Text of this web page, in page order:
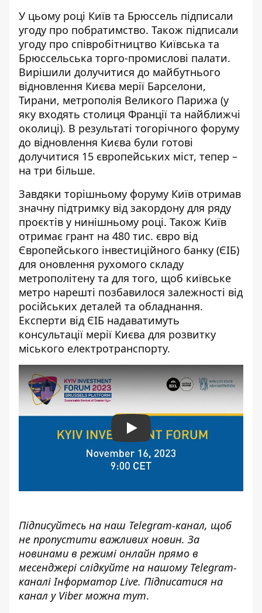
У цьому році Київ та Брюссель підписали
угоду про побратимство. Також підписали
угоду про співробітництво Київська та
Брюссельська торго-промислові палати.
Вирішили долучитися до майбутнього
відновлення Києва мерії Барселони,
Тирани, метрополія Великого Парижа (у
яку входять столиця Франції та найближчі
околиці). В результаті тогорічного форуму
до відновлення Києва були готові
долучитися 15 європейських міст, тепер –
на три більше.
Завдяки торішньому форуму Київ отримав
значну підтримку від закордону для ряду
проєктів у нинішньому році. Також Київ
отримає грант на 480 тис. євро від
Європейського інвестиційного банку (ЄІБ)
для оновлення рухомого складу
метрополітену та для того, щоб київське
метро нарешті позбавилося залежності від
російських деталей та обладнання.
Експерти від ЄІБ надаватимуть
консультації мерії Києва для розвитку
міського електротранспорту.
Play
Підписуйтесь на наш Telegram-канал, щоб
не пропустити важливих новин. За
новинами в режимі онлайн прямо в
месенджері слідкуйте на нашому Telegram-
каналіІнформатор Live. Підписатися на
канал у Viber можна тут.